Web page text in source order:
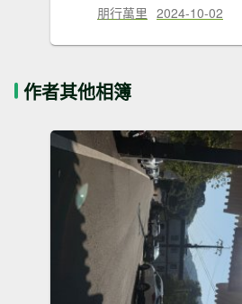
朋行萬里 2024-10-02
作者其他相簿